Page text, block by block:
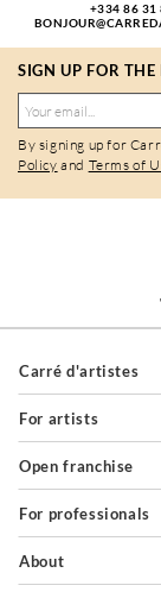
+334 86 31
SIGN UP FOR
By signing up for
Policy and Terms of
Carré d'artistes
For artists
Open franchise
For professionals
About